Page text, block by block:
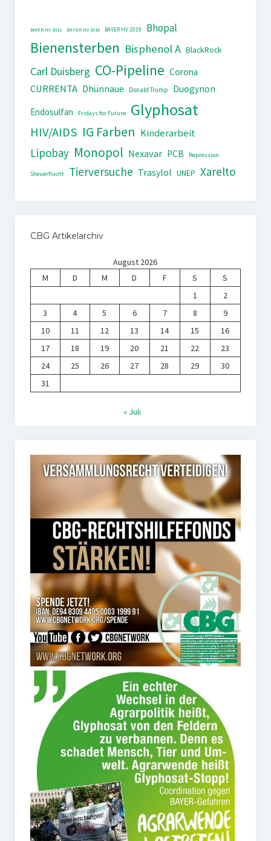
BAYER HV 2011 BAYER HV 2018 BAYER HV 2019 Bhopal
Bienensterben Bisphenol A BlackRock
Carl Duisberg CO-Pipeline Corona
CURRENTA Dhünnaue Donald Trump
Duogynon
Endosulfan
Fridays for Future Glyphosat
HIV/AIDS IG Farben Kinderarbeit
Lipobay Monopol Nexavar PCB Repression
Steuerflucht Tierversuche Trasylol UNEP Xarelto
CBG Artikelarchiv
August 2026
M
D M D F S
S
1
2
3
4 5 6 7 8
9
10
11 12 13 14 15
16
17
18 19 20 21 22
23
24
25 26 27 28 29
30
31
« Juli